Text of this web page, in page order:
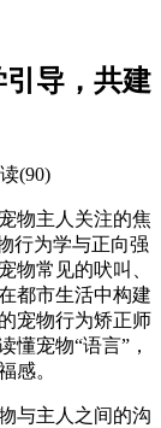
导，共建
(90)
物主人关注的焦
行为学与正向强
物常见的吠叫、
都市生活中构建
宠物行为矫正师
懂宠物“语言”，
感。
与主人之间的沟